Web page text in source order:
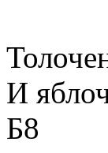
И
Б8